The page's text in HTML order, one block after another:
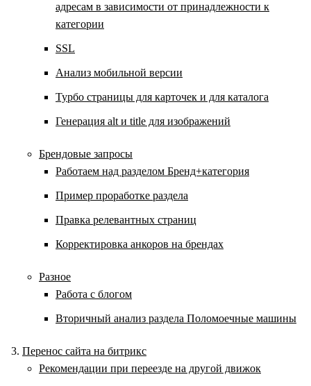
адресам в зависимости от принадлежности к
категории
SSL
Анализ мобильной версии
Турбо страницы для карточек и для каталога
Генерация alt и title для изображений
Брендовые запросы
Работаем над разделом Бренд+категория
Пример проработке раздела
Правка релевантных страниц
Корректировка анкоров на брендах
Разное
Работа с блогом
Вторичный анализ раздела Поломоечные машины
Перенос сайта на битрикс
Рекомендации при переезде на другой движок